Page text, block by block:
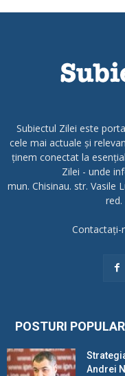
Subiectul Zilei este
cele mai actuale și
ținem conectat la
Zilei - unde
mun. Chisinau. str. Vasile
red.
Contactați-
POSTURI
Andrei